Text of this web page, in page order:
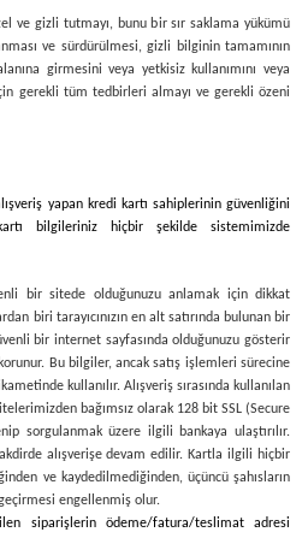
ve gizli tutmayı, bunu bir sır saklama yükümü
ve sürdürülmesi, gizli bilginin tamamının
girmesini veya yetkisiz kullanımını veya
gerekli tüm tedbirleri almayı ve gerekli özeni
yapan kredi kartı sahiplerinin güvenliğini
bilgileriniz hiçbir şekilde sistemimizde
bir sitede olduğunuzu anlamak için dikkat
biri tarayıcınızın en alt satırında bulunan bir
bir internet sayfasında olduğunuzu gösterir
Bu bilgiler, ancak satış işlemleri sürecine
kullanılır. Alışveriş sırasında kullanılan
bağımsız olarak 128 bit SSL (Secure
sorgulanmak üzere ilgili bankaya ulaştırılır.
alışverişe devam edilir. Kartla ilgili hiçbir
ve kaydedilmediğinden, üçüncü şahısların
engellenmiş olur.
siparişlerin ödeme/fatura/teslimat adresi